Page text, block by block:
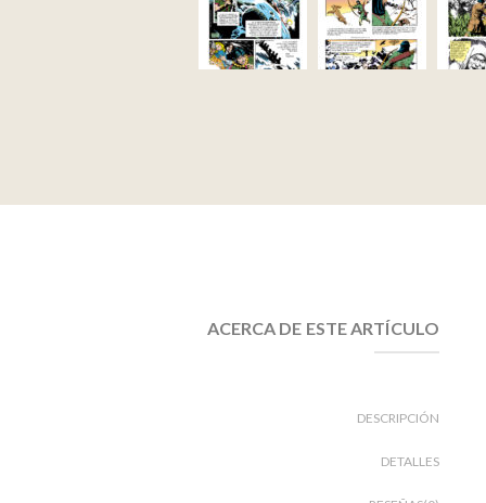
ACERCA DE ESTE ARTÍCULO
DESCRIPCIÓN
DETALLES